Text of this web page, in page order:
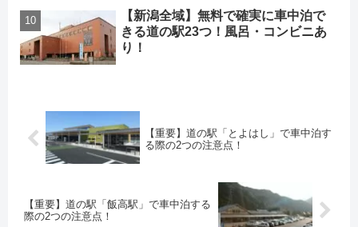
【新潟全域】無料で確実に車中泊で
きる道の駅23つ！風呂・コンビニあ
り！
【重要】道の駅「とよはし」で車中泊す
る際の2つの注意点！
【重要】道の駅「飯高駅」で車中泊する
際の2つの注意点！